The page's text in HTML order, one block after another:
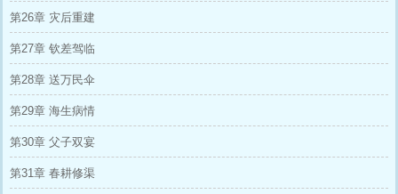
第26章 灾后重建
第27章 钦差驾临
第28章 送万民伞
第29章 海生病情
第30章 父子双宴
第31章 春耕修渠